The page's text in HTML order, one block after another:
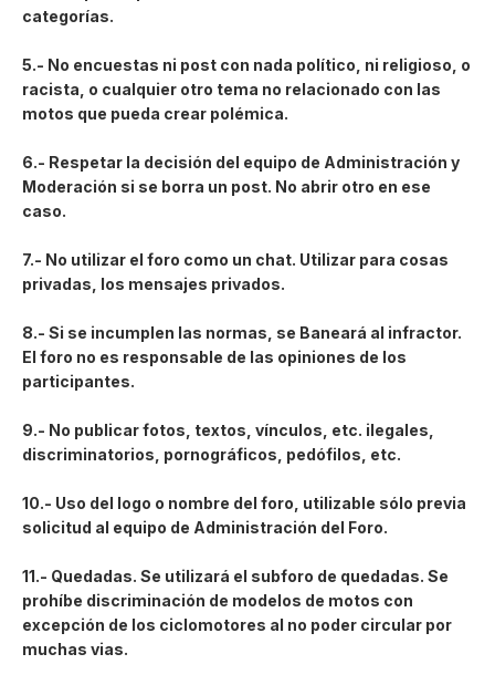
categorías.
5.- No encuestas ni post con nada político, ni religioso, o
racista, o cualquier otro tema no relacionado con las
motos que pueda crear polémica.
6.- Respetar la decisión del equipo de Administración y
Moderación si se borra un post. No abrir otro en ese
caso.
7.- No utilizar el foro como un chat. Utilizar para cosas
privadas, los mensajes privados.
8.- Si se incumplen las normas, se Baneará al infractor.
El foro no es responsable de las opiniones de los
participantes.
9.- No publicar fotos, textos, vínculos, etc. ilegales,
discriminatorios, pornográficos, pedófilos, etc.
10.- Uso del logo o nombre del foro, utilizable sólo previa
solicitud al equipo de Administración del Foro.
11.- Quedadas. Se utilizará el subforo de quedadas. Se
prohíbe discriminación de modelos de motos con
excepción de los ciclomotores al no poder circular por
muchas vias.